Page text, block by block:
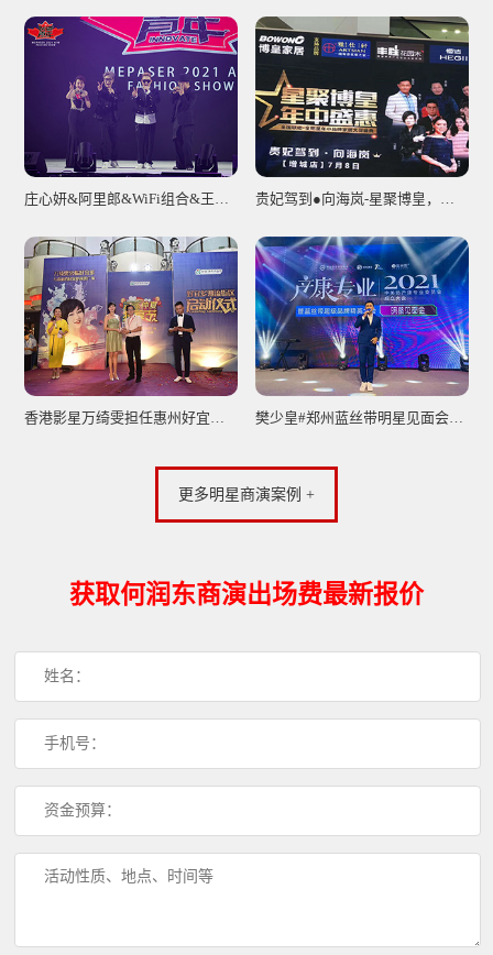
香港影星万绮雯担任惠州好宜多仲夏狂欢节现场 樊少皇#郑州蓝丝带明星见面会圆满收工
更多明星商演案例 +
获取何润东商演出场费最新报价